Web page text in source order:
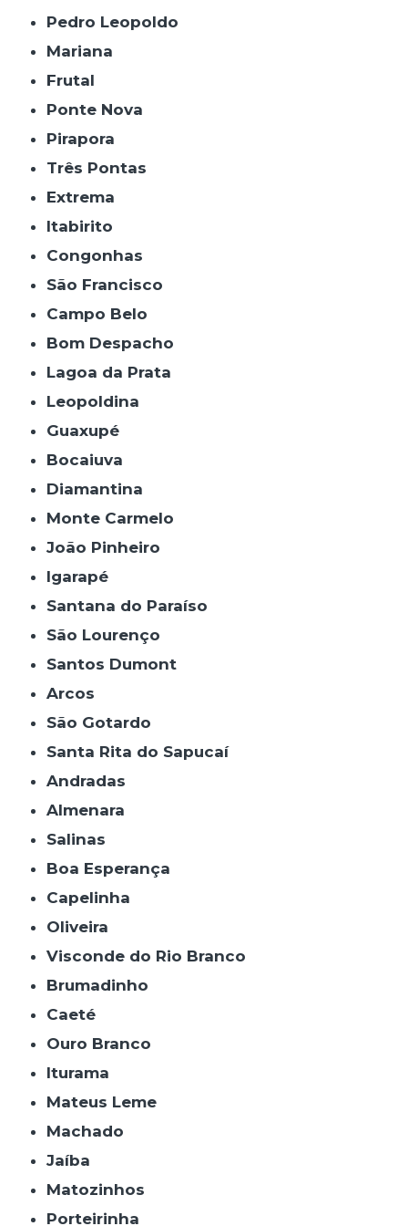
Pedro Leopoldo
Mariana
Frutal
Ponte Nova
Pirapora
Três Pontas
Extrema
Itabirito
Congonhas
São Francisco
Campo Belo
Bom Despacho
Lagoa da Prata
Leopoldina
Guaxupé
Bocaiuva
Diamantina
Monte Carmelo
João Pinheiro
Igarapé
Santana do Paraíso
São Lourenço
Santos Dumont
Arcos
São Gotardo
Santa Rita do Sapucaí
Andradas
Almenara
Salinas
Boa Esperança
Capelinha
Oliveira
Visconde do Rio Branco
Brumadinho
Caeté
Ouro Branco
Iturama
Mateus Leme
Machado
Jaíba
Matozinhos
Porteirinha